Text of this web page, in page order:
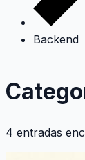
Backend
4 entradas